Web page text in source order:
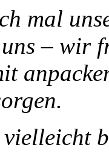
mal
– wir